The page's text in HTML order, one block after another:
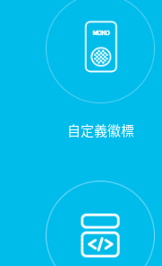
自定義徽標